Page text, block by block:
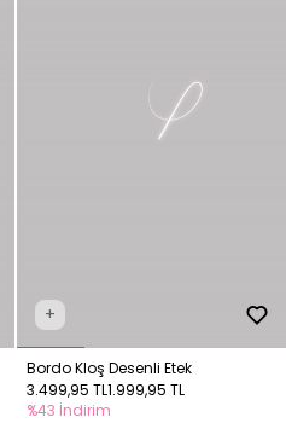
+
Bordo Kloş Desenli Etek
3.499,95 TL1.999,95 TL
%43 İndirim